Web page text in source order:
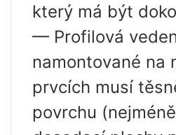
který má být
— Profilová
namontované na
prvcích musí
povrchu